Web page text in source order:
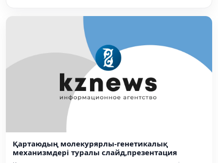
Қартаюдың молекурярлы-генетикалық
механизмдері туралы слайд,презентация